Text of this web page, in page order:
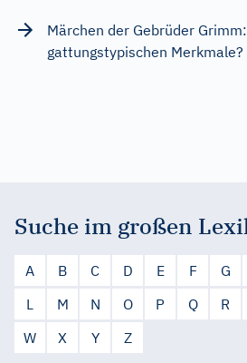
Märchen der Gebrüder
gattungstypischen Merkmale?
Suche im großen
A B C D E F G
L
M N O P Q R
W
X Y Z